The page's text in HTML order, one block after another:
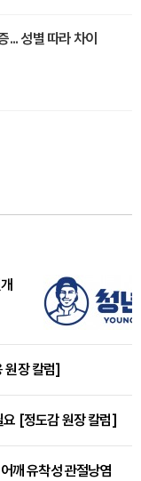
... 성별 따라 차이
원장 칼럼]
요 [정도감 원장 칼럼]
깨 유착성 관절낭염